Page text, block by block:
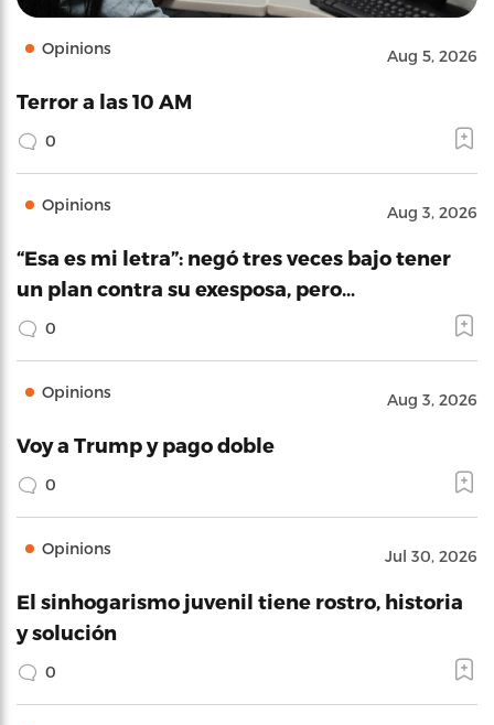
Opinions Aug 5, 2026
Terror a las 10 AM
0
Opinions Aug 3, 2026
“Esa es mi letra”: negó tres veces bajo tener
un plan contra su exesposa, pero…
0
Opinions Aug 3, 2026
Voy a Trump y pago doble
0
Opinions Jul 30, 2026
El sinhogarismo juvenil tiene rostro, historia
y solución
0